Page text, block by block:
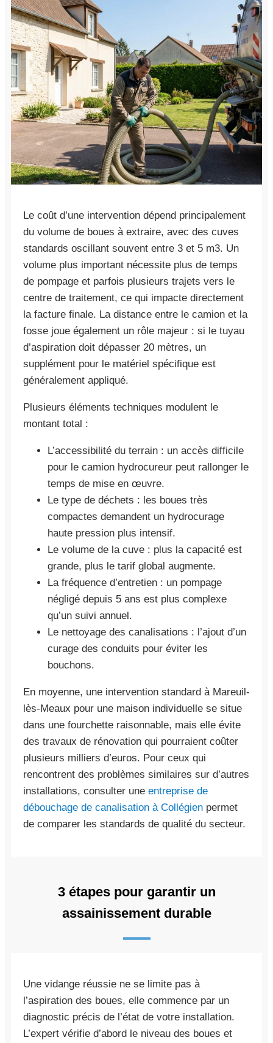
Le coût d’une intervention dépend principalement
du volume de boues à extraire, avec des cuves
standards oscillant souvent entre 3 et 5 m3. Un
volume plus important nécessite plus de temps
de pompage et parfois plusieurs trajets vers le
centre de traitement, ce qui impacte directement
la facture finale. La distance entre le camion et la
fosse joue également un rôle majeur : si le tuyau
d’aspiration doit dépasser 20 mètres, un
supplément pour le matériel spécifique est
généralement appliqué.
Plusieurs éléments techniques modulent le
montant total :
L’accessibilité du terrain : un accès difficile
pour le camion hydrocureur peut rallonger le
temps de mise en œuvre.
Le type de déchets : les boues très
compactes demandent un hydrocurage
haute pression plus intensif.
Le volume de la cuve : plus la capacité est
grande, plus le tarif global augmente.
La fréquence d’entretien : un pompage
négligé depuis 5 ans est plus complexe
qu’un suivi annuel.
Le nettoyage des canalisations : l’ajout d’un
curage des conduits pour éviter les
bouchons.
En moyenne, une intervention standard à Mareuil-
lès-Meaux pour une maison individuelle se situe
dans une fourchette raisonnable, mais elle évite
des travaux de rénovation qui pourraient coûter
plusieurs milliers d’euros. Pour ceux qui
rencontrent des problèmes similaires sur d’autres
installations, consulter une entreprise de
débouchage de canalisation à Collégien permet
de comparer les standards de qualité du secteur.
3 étapes pour garantir un
assainissement durable
Une vidange réussie ne se limite pas à
l’aspiration des boues, elle commence par un
diagnostic précis de l’état de votre installation.
L’expert vérifie d’abord le niveau des boues et